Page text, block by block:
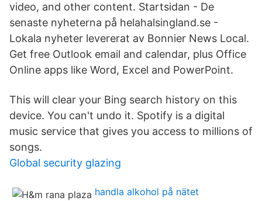
video, and other content. Startsidan - De
senaste nyheterna på helahalsingland.se -
Lokala nyheter levererat av Bonnier News Local.
Get free Outlook email and calendar, plus Office
Online apps like Word, Excel and PowerPoint.
This will clear your Bing search history on this
device. You can't undo it. Spotify is a digital
music service that gives you access to millions of
songs.
Global security glazing
handla alkohol på nätet